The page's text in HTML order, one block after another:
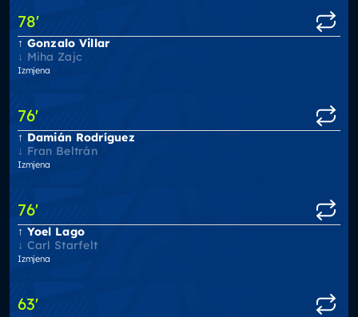
78'
Gonzalo Villar
Miha Zajc
Izmjena
76'
Damián Rodríguez
Fran Beltrán
Izmjena
76'
Yoel Lago
Carl Starfelt
Izmjena
63'